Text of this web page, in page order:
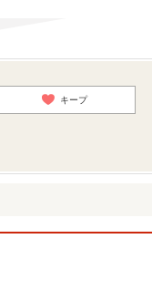
キープ